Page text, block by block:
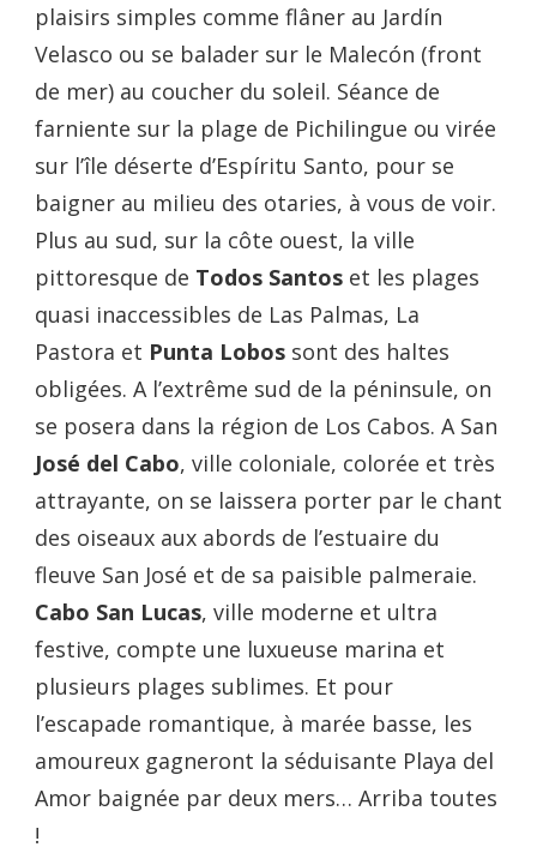
plaisirs simples comme flâner au Jardín
Velasco ou se balader sur le Malecón (front
de mer) au coucher du soleil. Séance de
farniente sur la plage de Pichilingue ou virée
sur l’île déserte d’Espíritu Santo, pour se
baigner au milieu des otaries, à vous de voir.
Plus au sud, sur la côte ouest, la ville
pittoresque de Todos Santos et les plages
quasi inaccessibles de Las Palmas, La
Pastora et Punta Lobos sont des haltes
obligées. A l’extrême sud de la péninsule, on
se posera dans la région de Los Cabos. A San
José del Cabo, ville coloniale, colorée et très
attrayante, on se laissera porter par le chant
des oiseaux aux abords de l’estuaire du
fleuve San José et de sa paisible palmeraie.
Cabo San Lucas, ville moderne et ultra
festive, compte une luxueuse marina et
plusieurs plages sublimes. Et pour
l’escapade romantique, à marée basse, les
amoureux gagneront la séduisante Playa del
Amor baignée par deux mers… Arriba toutes
!